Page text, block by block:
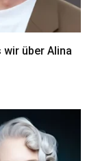
wir über Alina